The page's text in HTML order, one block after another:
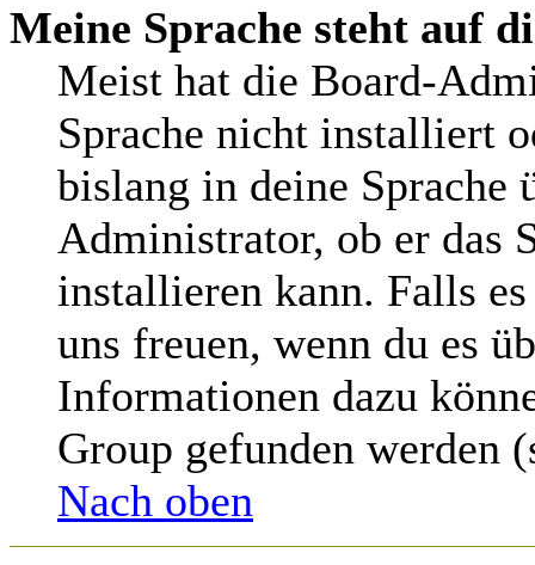
Meine Sprache steht auf
Meist hat die Board-
Sprache nicht installiert
bislang in deine Sprache
Administrator, ob er das
installieren kann. Falls
uns freuen, wenn du es
Informationen dazu
Group gefunden werden
Nach oben